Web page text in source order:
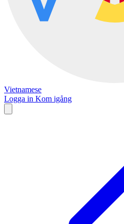
Vietnamese
Logga in Kom igång